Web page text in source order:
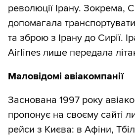
революції Ірану. Зокрема,
допомагала
та зброю з Ірану до Сирії.
Airlines лише передала
Маловідомі авіакомпанії
Заснована 1997 року
пропонує на своєму сайті
рейси з Києва: в Афіни,